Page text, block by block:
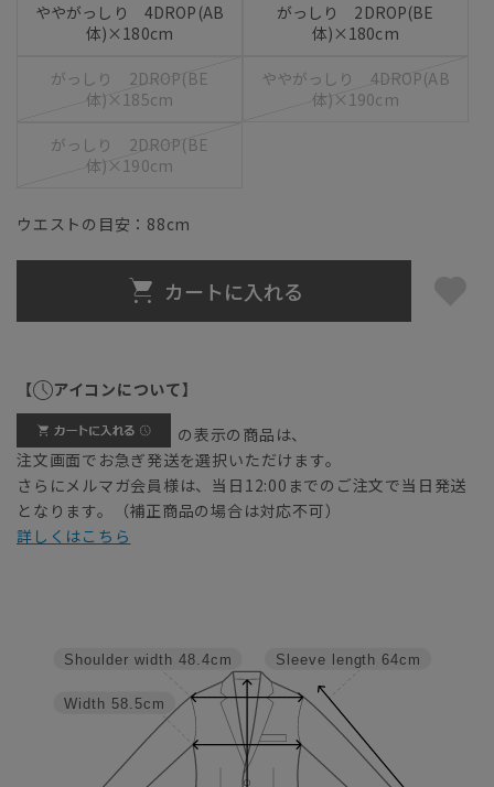
ややがっしり 4DROP(AB
体)×180cm
がっしり 2DROP(BE
体)×180cm
がっしり 2DROP(BE
体)×185cm
ややがっしり 4DROP(AB
体)×190cm
がっしり 2DROP(BE
体)×190cm
ウエストの目安： 88cm
カートに入れる
【 アイコンについて】
の表示の商品は、
注文画面でお急ぎ発送を選択いただけます。
さらにメルマガ会員様は、当日12:00までのご注文で当日発送
となります。（補正商品の場合は対応不可）
詳しくはこちら
Sleeve length 64cm
Width 58.5cm
Shoulder width 48.4cm